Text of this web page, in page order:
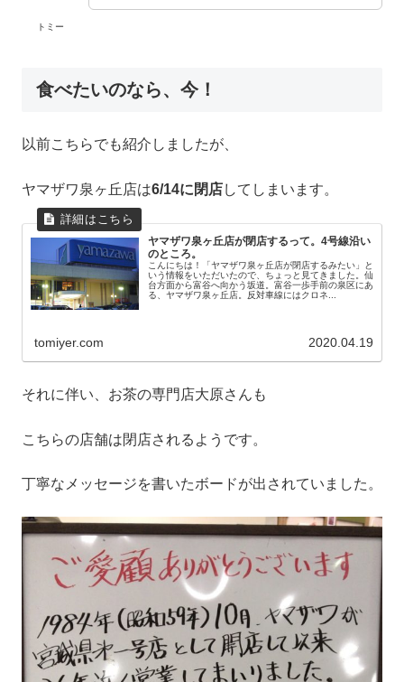
トミー
食べたいのなら、今！
以前こちらでも紹介しましたが、
ヤマザワ泉ヶ丘店は6/14に閉店してしまいます。
ヤマザワ泉ヶ丘店が閉店するって。4号線沿い
のところ。
こんにちは！「ヤマザワ泉ヶ丘店が閉店するみたい」と
いう情報をいただいたので、ちょっと見てきました。仙
台方面から富谷へ向かう坂道。富谷一歩手前の泉区にあ
る、ヤマザワ泉ヶ丘店。反対車線にはクロネ...
tomiyer.com 2020.04.19
それに伴い、お茶の専門店大原さんも
こちらの店舗は閉店されるようです。
丁寧なメッセージを書いたボードが出されていました。